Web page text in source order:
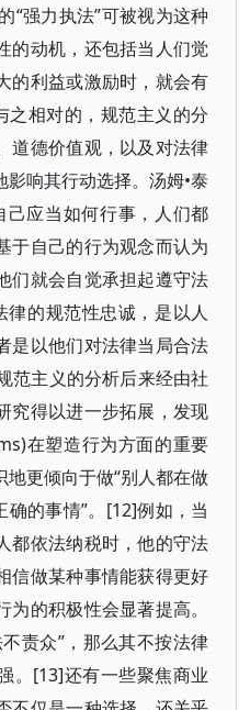
“强力执法”可被视为这种
的动机，还包括当人们觉
的利益或激励时，就会有
之相对的，规范主义的分
道德价值观，以及对法律
响其行动选择。汤姆•泰
己应当如何行事，人们都
于自己的行为观念而认为
们就会自觉承担起遵守法
的规范性忠诚，是以人
是以他们对法律当局合法
范主义的分析后来经由社
究得以进一步拓展，发现
在塑造行为方面的重要
更倾向于做“别人都在做
确的事情”。[12]例如，当
都依法纳税时，他的守法
信做某种事情能获得更好
的积极性会显著提高。
责众”，那么其不按法律
。[13]还有一些聚焦商业